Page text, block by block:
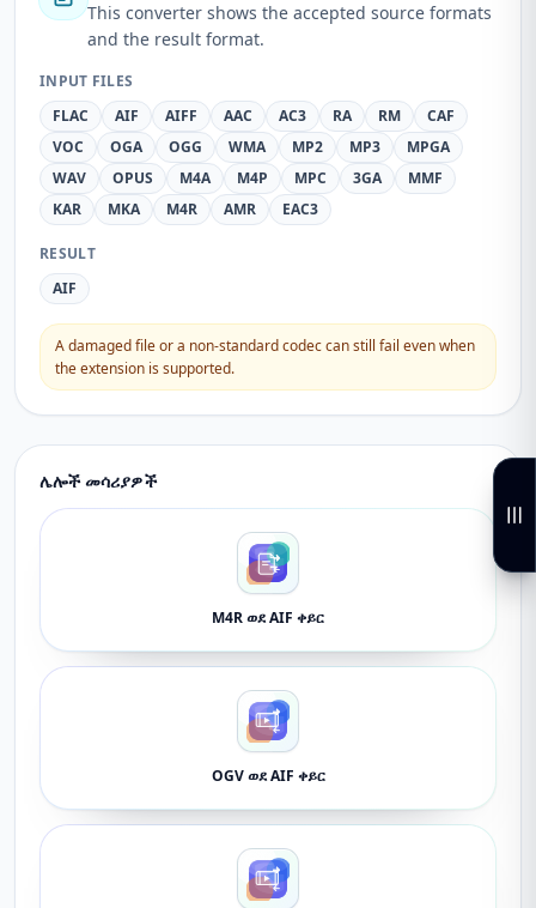
This converter shows the accepted source formats
and the result format.
INPUT FILES
FLAC
AIF AIFF AAC AC3 RA RM
CAF
VOC
OGA OGG WMA MP2 MP3
MPGA
WAV
OPUS M4A M4P MPC 3GA
MMF
KAR
MKA M4R AMR EAC3
RESULT
AIF
A damaged file or a non-standard codec can still fail even when
the extension is supported.
ሌሎች መሳሪያዎች
M4R ወደ AIF ቀይር
OGV ወደ AIF ቀይር